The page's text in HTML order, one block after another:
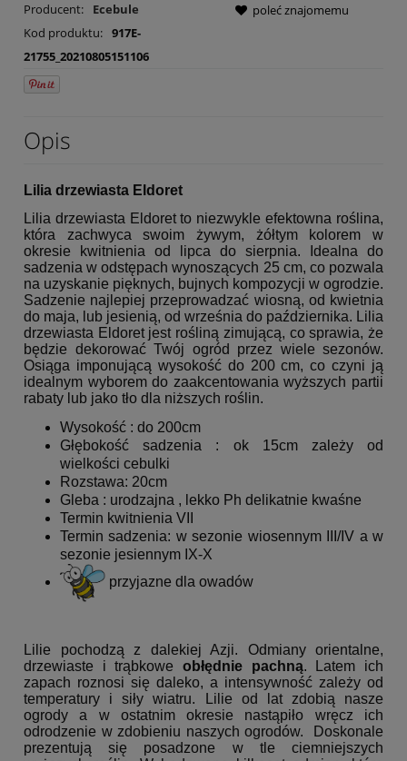
Producent:
Ecebule
Kod produktu: 917E-
21755_20210805151106
poleć znajomemu
Opis
Lilia drzewiasta Eldoret
Lilia drzewiasta Eldoret to niezwykle efektowna roślina,
która zachwyca swoim żywym, żółtym kolorem w
okresie kwitnienia od lipca do sierpnia. Idealna do
sadzenia w odstępach wynoszących 25 cm, co pozwala
na uzyskanie pięknych, bujnych kompozycji w ogrodzie.
Sadzenie najlepiej przeprowadzać wiosną, od kwietnia
do maja, lub jesienią, od września do października. Lilia
drzewiasta Eldoret jest rośliną zimującą, co sprawia, że
będzie dekorować Twój ogród przez wiele sezonów.
Osiąga imponującą wysokość do 200 cm, co czyni ją
idealnym wyborem do zaakcentowania wyższych partii
rabaty lub jako tło dla niższych roślin.
Wysokość : do 200cm
Głębokość sadzenia : ok 15cm zależy od
wielkości cebulki
Rozstawa: 20cm
Gleba : urodzajna , lekko Ph delikatnie kwaśne
Termin kwitnienia VII
Termin sadzenia: w sezonie wiosennym III/IV a w
sezonie jesiennym IX-X
przyjazne dla owadów
Lilie pochodzą z dalekiej Azji. Odmiany orientalne,
drzewiaste i trąbkowe obłędnie pachną. Latem ich
zapach roznosi się daleko, a intensywność zależy od
temperatury i siły wiatru. Lilie od lat zdobią nasze
ogrody a w ostatnim okresie nastąpiło wręcz ich
odrodzenie w zdobieniu naszych ogrodów. Doskonale
prezentują się posadzone w tle ciemniejszych